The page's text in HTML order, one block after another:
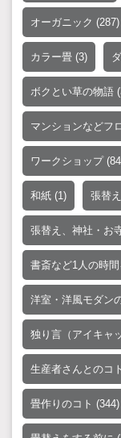
オーガニック (287)
カラー畳 (3)
ボクとい草の物語
マンションなどフ
ワークショップ
和紙 (1) 張替え
張替え、神社・お
書斎など1人の時
洋室・洋風モダン
独り言（アイキャ
生産者さんとのコト
畳作りのコト (344)